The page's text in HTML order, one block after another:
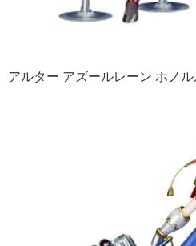
アルター アズールレーン ホノ